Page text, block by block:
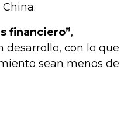
financiero”,
desarrollo, con lo que
sean menos de